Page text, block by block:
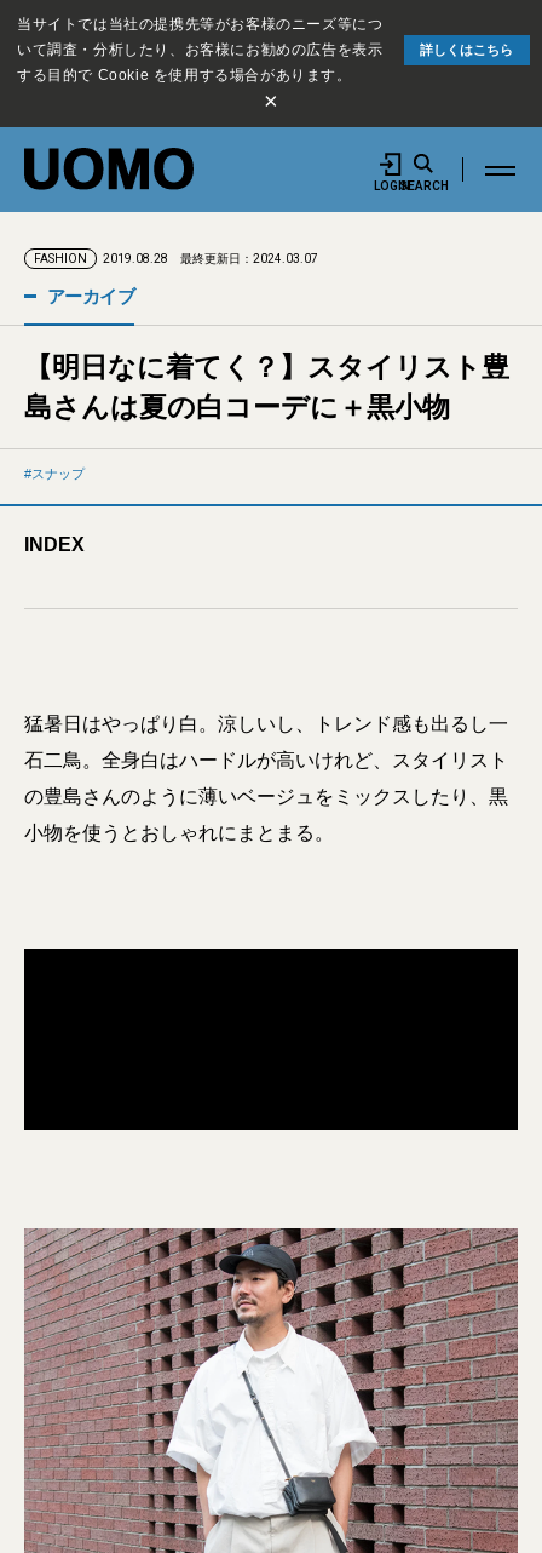
当サイトでは当社の提携先等がお客様のニーズ等につ
いて調査・分析したり、お客様にお勧めの広告を表示
する目的で Cookie を使用する場合があります。
詳しくはこちら
×
LOGINSEARCH
FASHION 2019.08.28 最終更新日：2024.03.07
アーカイブ
【明日なに着てく？】スタイリスト豊
島さんは夏の白コーデに＋黒小物
スナップ
INDEX
猛暑日はやっぱり白。涼しいし、トレンド感も出るし一
石二鳥。全身白はハードルが高いけれど、スタイリスト
の豊島さんのように薄いベージュをミックスしたり、黒
小物を使うとおしゃれにまとまる。